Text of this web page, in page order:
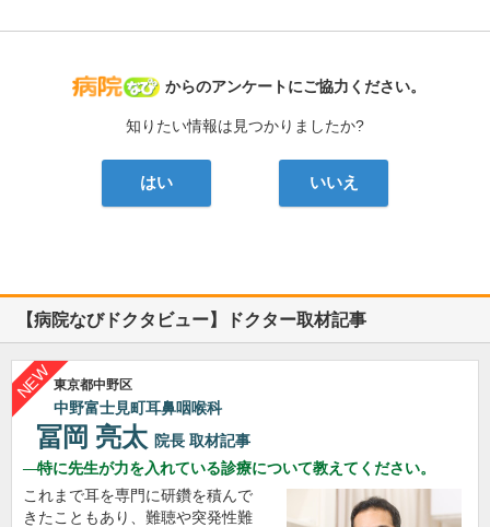
病院なび
からのアンケートにご協力ください。
知りたい情報は見つかりましたか?
はい いいえ
【病院なびドクタビュー】ドクター取材記事
東京都中野区
中野富士見町耳鼻咽喉科
冨岡 亮太 院長 取材記事
特に先生が力を入れている診療について教えてください。
これまで耳を専門に研鑽を積んで
きたこともあり、難聴や突発性難